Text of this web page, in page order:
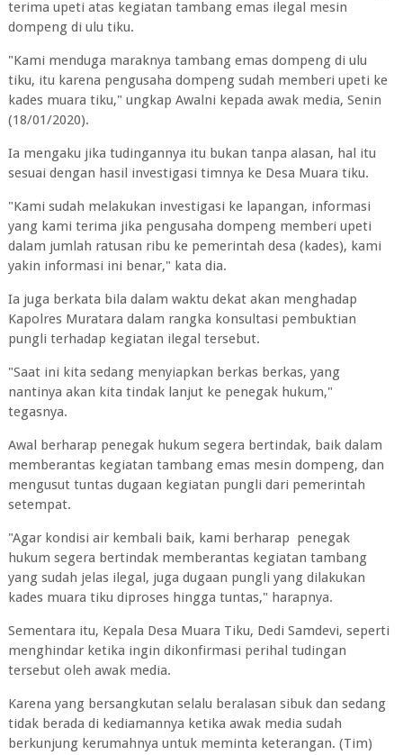
terima upeti atas kegiatan tambang emas ilegal mesin
dompeng di ulu tiku.
"Kami menduga maraknya tambang emas dompeng di ulu
tiku, itu karena pengusaha dompeng sudah memberi upeti ke
kades muara tiku," ungkap Awalni kepada awak media, Senin
(18/01/2020).
Ia mengaku jika tudingannya itu bukan tanpa alasan, hal itu
sesuai dengan hasil investigasi timnya ke Desa Muara tiku.
"Kami sudah melakukan investigasi ke lapangan, informasi
yang kami terima jika pengusaha dompeng memberi upeti
dalam jumlah ratusan ribu ke pemerintah desa (kades), kami
yakin informasi ini benar," kata dia.
Ia juga berkata bila dalam waktu dekat akan menghadap
Kapolres Muratara dalam rangka konsultasi pembuktian
pungli terhadap kegiatan ilegal tersebut.
"Saat ini kita sedang menyiapkan berkas berkas, yang
nantinya akan kita tindak lanjut ke penegak hukum,"
tegasnya.
Awal berharap penegak hukum segera bertindak, baik dalam
memberantas kegiatan tambang emas mesin dompeng, dan
mengusut tuntas dugaan kegiatan pungli dari pemerintah
setempat.
"Agar kondisi air kembali baik, kami berharap penegak
hukum segera bertindak memberantas kegiatan tambang
yang sudah jelas ilegal, juga dugaan pungli yang dilakukan
kades muara tiku diproses hingga tuntas," harapnya.
Sementara itu, Kepala Desa Muara Tiku, Dedi Samdevi, seperti
menghindar ketika ingin dikonfirmasi perihal tudingan
tersebut oleh awak media.
Karena yang bersangkutan selalu beralasan sibuk dan sedang
tidak berada di kediamannya ketika awak media sudah
berkunjung kerumahnya untuk meminta keterangan. (Tim)